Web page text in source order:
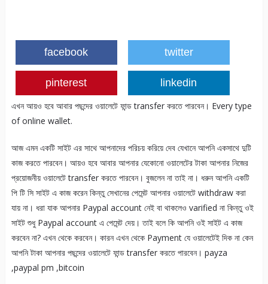
facebook twitter
pinterest linkedin
এখন আয়ও হবে আবার পছন্দের ওয়ালেটে ফান্ড transfer করতে পারবেন। Every type
of online wallet.
আজ এমন একটি সাইট এর সাথে আপনাদের পরিচয় করিয়ে দেব যেখানে আপনি একসাথে দুটি
কাজ করতে পারবেন। আয়ও হবে আবার আপনার যেকোনো ওয়ালেটের টাকা আপনার নিজের
প্রয়োজনীয় ওয়ালেটে transfer করতে পারবেন। বুজলেন না তাই না। ধরুন আপনি একটি
পি টি সি সাইট এ কাজ করেন কিন্তু সেখানের পেমেন্ট আপনার ওয়ালেটে withdraw করা
যায় না। ধরা যাক আপনার Paypal account নেই বা থাকলেও varified না কিন্তু ওই
সাইট শুধু Paypal account এ পেমেন্ট দেয়। তাই বলে কি আপনি ওই সাইট এ কাজ
করবেন না? এখন থেকে করবেন। কারন এখন থেকে Payment যে ওয়ালেটেই দিক না কেন
আপনি টাকা আপনার পছন্দের ওয়ালেটে ফান্ড transfer করতে পারবেন। payza
,paypal pm ,bitcoin